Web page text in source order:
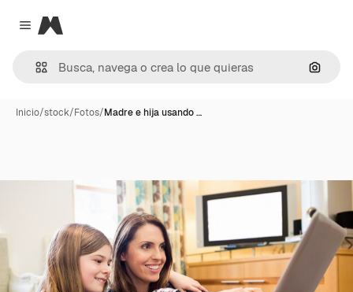
Close menu
Magnific
Inicio/stock/Fotos/Madre e hija usando …